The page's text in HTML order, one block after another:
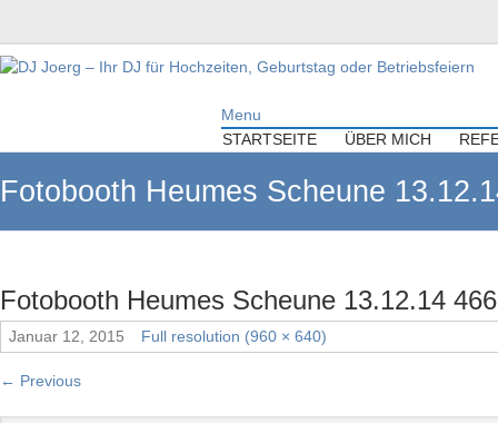
Geburtstag oder Betriebsfeiern
Firmenfeier.
Menu
STARTSEITE
ÜBER MICH
Fotobooth Heumes Scheune
Fotobooth Heumes Scheune 13.12.14 466
Januar 12, 2015 Full resolution (960 × 640)
← Previous